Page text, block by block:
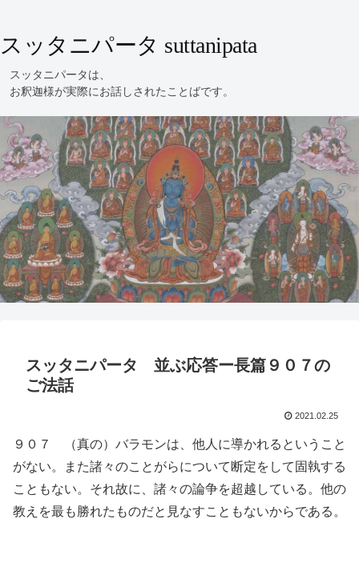
スッタニパータ suttanipata
スッタニパータ 並ぶ応答ー長篇９０７の
ご法話
2021.02.25
９０７ （真の）バラモンは、他人に導かれるということ
がない。また諸々のことがらについて断定をして固執する
こともない。それ故に、諸々の論争を超越している。他の
教えを最も勝れたものだと見なすこともないからである。